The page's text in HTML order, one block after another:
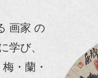
画家 の
学び、
・蘭・